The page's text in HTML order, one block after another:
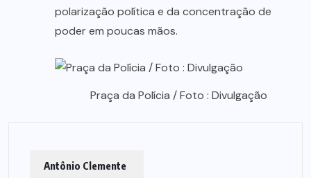
polarização política e da concentração de
poder em poucas mãos.
Praça da Polícia / Foto : Divulgação
Antônio Clemente